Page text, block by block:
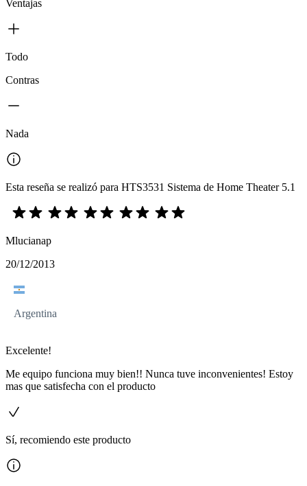
Ventajas
Todo
Contras
Nada
Esta reseña se realizó para HTS3531 Sistema de Home Theater 5.1
Mlucianap
20/12/2013
Argentina
Excelente!
Me equipo funciona muy bien!! Nunca tuve inconvenientes! Estoy
mas que satisfecha con el producto
Sí, recomiendo este producto